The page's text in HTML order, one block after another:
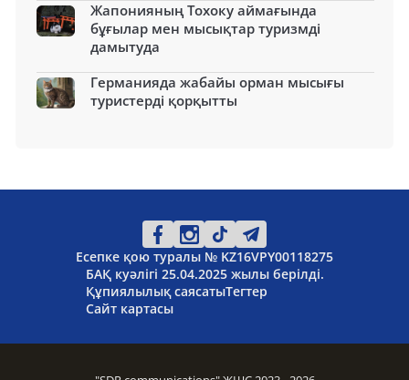
Жапонияның Тохоку аймағында
бұғылар мен мысықтар туризмді
дамытуда
Германияда жабайы орман мысығы
туристерді қорқытты
Есепке қою туралы № KZ16VPY00118275
БАҚ куәлігі 25.04.2025 жылы берілді.
Құпиялылық саясатыТегтер
Сайт картасы